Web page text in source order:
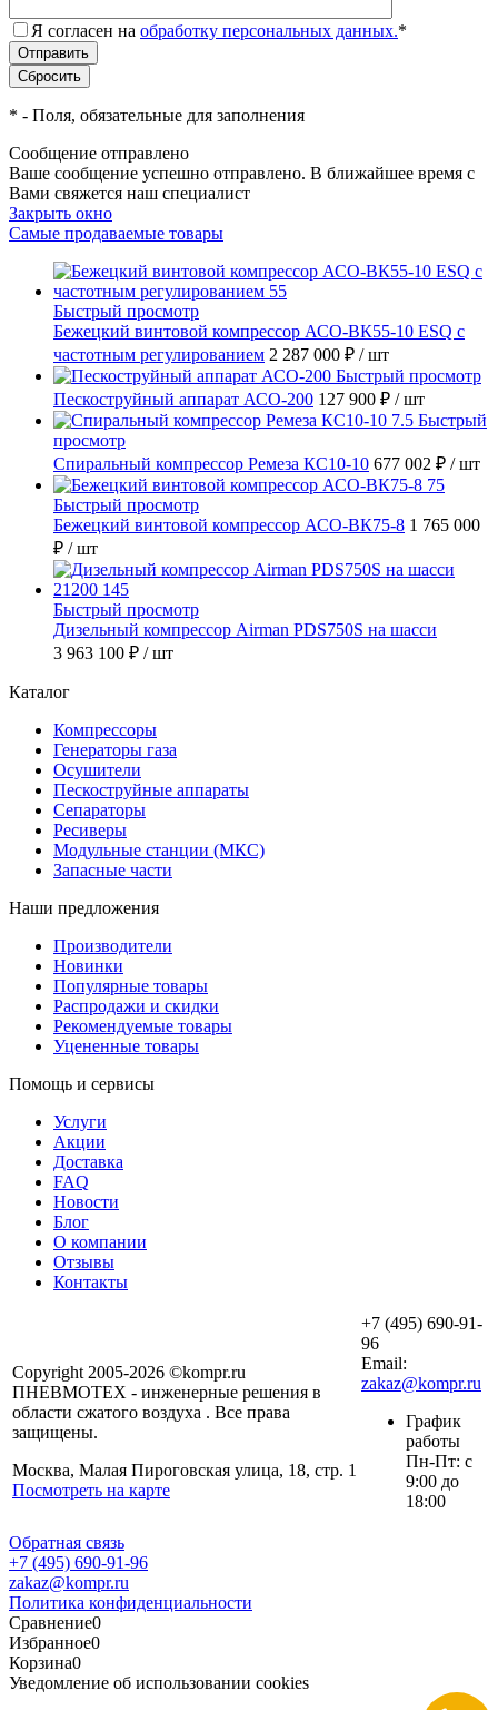
Я согласен на обработку персональных данных.*
* - Поля, обязательные для заполнения
Сообщение отправлено
Ваше сообщение успешно отправлено. В ближайшее время с
Вами свяжется наш специалист
Закрыть окно
Самые продаваемые товары
Быстрый просмотр
Бежецкий винтовой компрессор АСО-ВК55-10 ESQ с
частотным регулированием 2 287 000 ₽ / шт
Быстрый просмотр
Пескоструйный аппарат АСО-200 127 900 ₽ / шт
Быстрый
просмотр
Спиральный компрессор Ремеза КС10-10 677 002 ₽ / шт
Быстрый просмотр
Бежецкий винтовой компрессор АСО-ВК75-8 1 765 000
₽ / шт
Быстрый просмотр
Дизельный компрессор Airman PDS750S на шасси
3 963 100 ₽ / шт
Каталог
Компрессоры
Генераторы газа
Осушители
Пескоструйные аппараты
Сепараторы
Ресиверы
Модульные станции (МКС)
Запасные части
Наши предложения
Производители
Новинки
Популярные товары
Распродажи и скидки
Рекомендуемые товары
Уцененные товары
Помощь и сервисы
Услуги
Акции
Доставка
FAQ
Новости
Блог
О компании
Отзывы
Контакты
Copyright 2005-2026 ©kompr.ru
ПНЕВМОТЕХ - инженерные решения в
области сжатого воздуха . Все права
защищены.
Москва, Малая Пироговская улица, 18, стр. 1
Посмотреть на карте
+7 (495) 690-91-
96
Email:
zakaz@kompr.ru
График
работы
Пн-Пт: с
9:00 до
18:00
Обратная связь
+7 (495) 690-91-96
zakaz@kompr.ru
Политика конфиденциальности
Сравнение0
Избранное0
Корзина0
Уведомление об использовании cookies